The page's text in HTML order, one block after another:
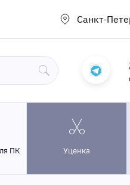
Санкт-
ПК Уценка